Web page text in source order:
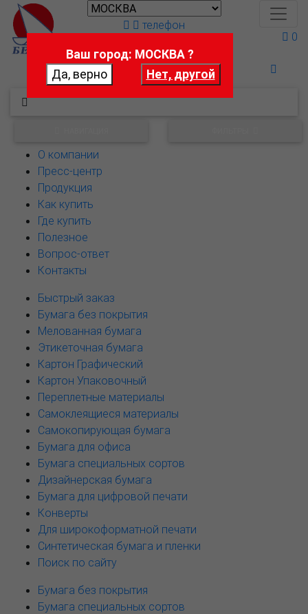
Поможем выбрать
телефон
0
О компании
Пресс-центр
Продукция
Как купить
Где купить
Полезное
Вопрос-ответ
Контакты
Быстрый заказ
Бумага без покрытия
Мелованная бумага
Этикеточная бумага
Картон Графический
Картон Упаковочный
Переплетные материалы
Самоклеящиеся материалы
Самокопирующая бумага
Бумага для офиса
Бумага специальных сортов
Дизайнерская бумага
Бумага для цифровой печати
Конверты
Для широкоформатной печати
Синтетическая бумага и пленки
Поиск по сайту
Бумага без покрытия
Бумага специальных сортов
Ваш город: МОСКВА ?